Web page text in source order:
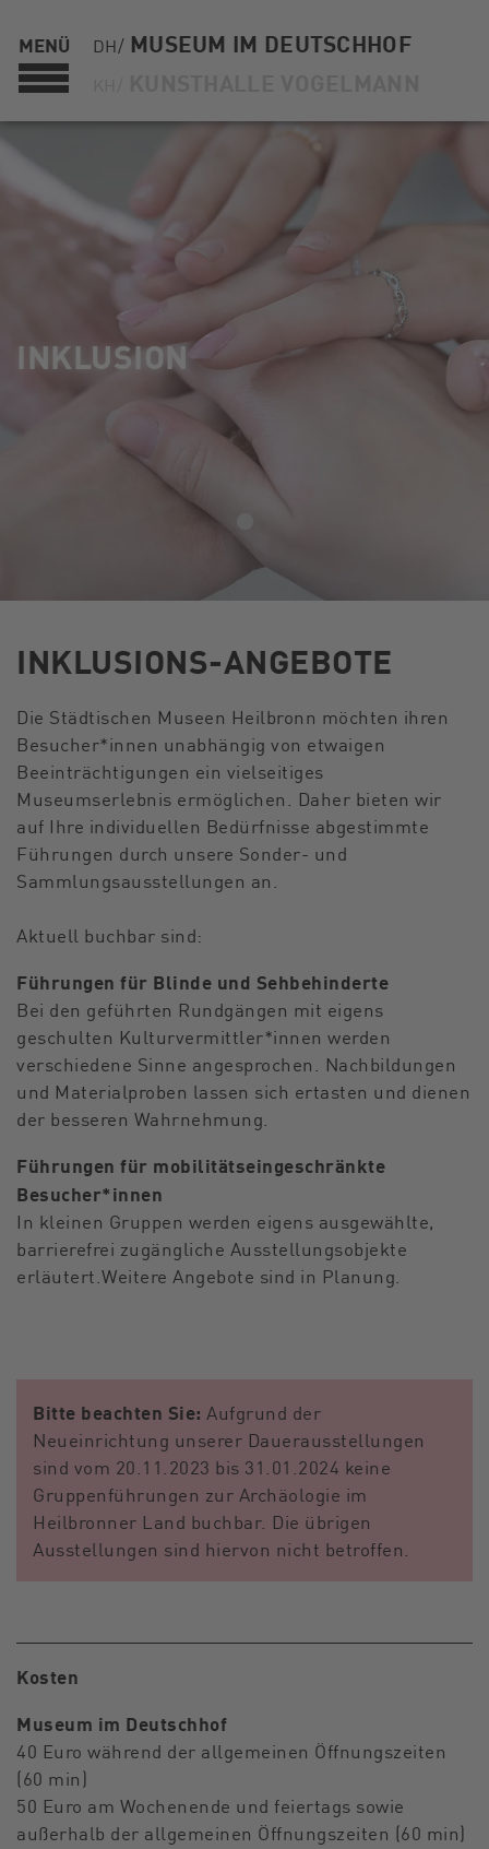
MENÜ DH/ MUSEUM IM DEUTSCHHOF
INKLUSION
INKLUSIONS-ANGEBOTE
Die Städtischen Museen Heilbronn möchten ihren
Besucher*innen unabhängig von etwaigen
Beeinträchtigungen ein vielseitiges
Museumserlebnis ermöglichen. Daher bieten wir
auf Ihre individuellen Bedürfnisse abgestimmte
Führungen durch unsere Sonder- und
Sammlungsausstellungen an.
Aktuell buchbar sind:
Führungen für Blinde und Sehbehinderte
Bei den geführten Rundgängen mit eigens
geschulten Kulturvermittler*innen werden
verschiedene Sinne angesprochen. Nachbildungen
und Materialproben lassen sich ertasten und dienen
der besseren Wahrnehmung.
Führungen für mobilitätseingeschränkte
Besucher*innen
In kleinen Gruppen werden eigens ausgewählte,
barrierefrei zugängliche Ausstellungsobjekte
erläutert.Weitere Angebote sind in Planung.
Bitte beachten Sie: Aufgrund der
Neueinrichtung unserer Dauerausstellungen
sind vom 20.11.2023 bis 31.01.2024 keine
Gruppenführungen zur Archäologie im
Heilbronner Land buchbar. Die übrigen
Ausstellungen sind hiervon nicht betroffen.
Kosten
Museum im Deutschhof
40 Euro während der allgemeinen Öffnungszeiten
(60 min)
50 Euro am Wochenende und feiertags sowie
außerhalb der allgemeinen Öffnungszeiten (60 min)